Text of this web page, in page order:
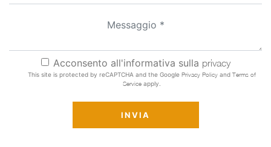
Acconsento all'informativa sulla privacy
This site is protected by reCAPTCHA and the Google Privacy Policyand Terms of
Serviceapply.
INVIA